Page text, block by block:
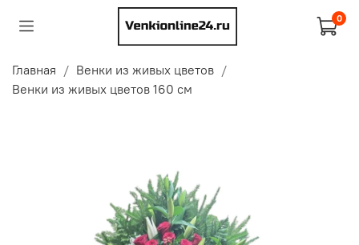
0
Главная
Венки из живых цветов
Венки из живых цветов 160 см